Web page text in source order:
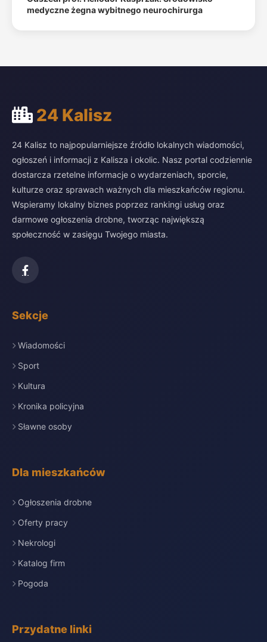
medyczne żegna wybitnego neurochirurga
24 Kalisz
24 Kalisz to najpopularniejsze źródło lokalnych wiadomości,
ogłoszeń i informacji z Kalisza i okolic. Nasz portal codziennie
dostarcza rzetelne informacje o wydarzeniach, sporcie,
kulturze oraz sprawach ważnych dla mieszkańców regionu.
Wspieramy lokalny biznes poprzez rankingi usług oraz
darmowe ogłoszenia drobne, tworząc największą
społeczność w zasięgu Twojego miasta.
Sekcje
Wiadomości
Sport
Kultura
Kronika policyjna
Sławne osoby
Dla mieszkańców
Ogłoszenia drobne
Oferty pracy
Nekrologi
Katalog firm
Pogoda
Przydatne linki